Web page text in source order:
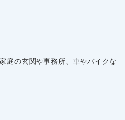
庭の玄関や事務所、車やバイクな